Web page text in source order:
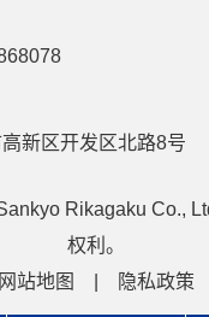
新区开发区北路8号
Rikagaku Co.,
权利。
网站地图
隐私政策